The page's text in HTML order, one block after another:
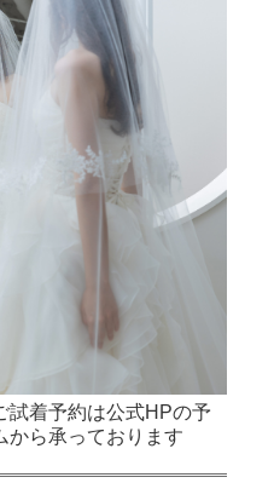
試着予約は公式HPの予
から承っております